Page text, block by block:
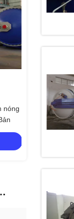
Nồi hấp lưu
và hệ thống
TÔI